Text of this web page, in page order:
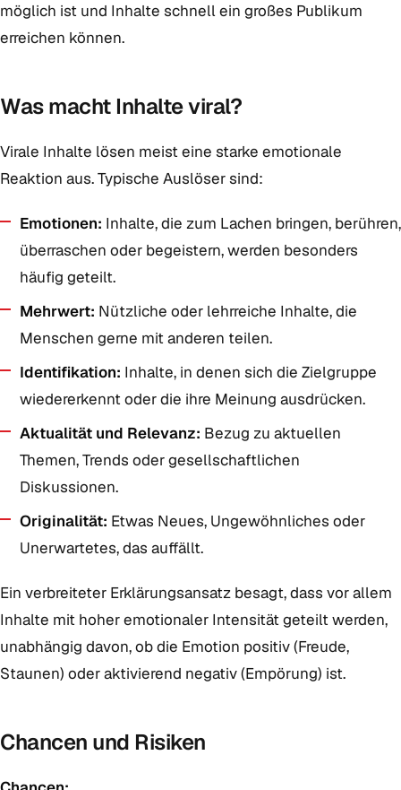
möglich ist und Inhalte schnell ein großes Publikum
erreichen können.
Was macht Inhalte viral?
Virale Inhalte lösen meist eine starke emotionale
Reaktion aus. Typische Auslöser sind:
Emotionen: Inhalte, die zum Lachen bringen, berühren,
überraschen oder begeistern, werden besonders
häufig geteilt.
Mehrwert: Nützliche oder lehrreiche Inhalte, die
Menschen gerne mit anderen teilen.
Identifikation: Inhalte, in denen sich die Zielgruppe
wiedererkennt oder die ihre Meinung ausdrücken.
Aktualität und Relevanz: Bezug zu aktuellen
Themen, Trends oder gesellschaftlichen
Diskussionen.
Originalität: Etwas Neues, Ungewöhnliches oder
Unerwartetes, das auffällt.
Ein verbreiteter Erklärungsansatz besagt, dass vor allem
Inhalte mit hoher emotionaler Intensität geteilt werden,
unabhängig davon, ob die Emotion positiv (Freude,
Staunen) oder aktivierend negativ (Empörung) ist.
Chancen und Risiken